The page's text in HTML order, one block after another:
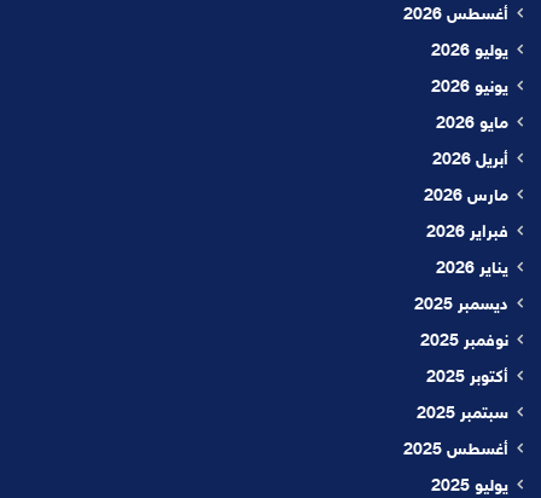
أغسطس 2026
يوليو 2026
يونيو 2026
مايو 2026
أبريل 2026
مارس 2026
فبراير 2026
يناير 2026
ديسمبر 2025
نوفمبر 2025
أكتوبر 2025
سبتمبر 2025
أغسطس 2025
يوليو 2025